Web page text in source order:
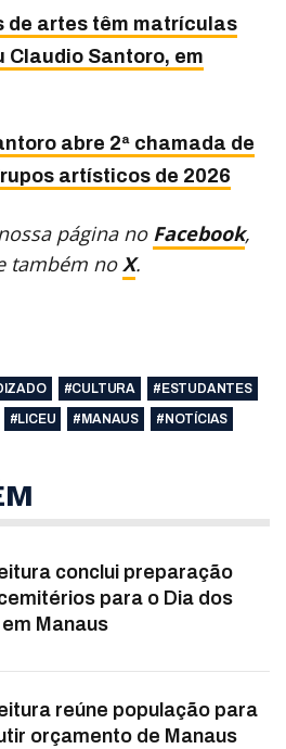
de artes têm matrículas
Claudio Santoro, em
abre 2ª chamada de
artísticos de 2026
página no Facebook,
também noX.
#CULTURA
#ESTUDANTES
#LICEU #MANAUS #NOTÍCIAS
conclui preparação
para o Dia dos
em Manaus
reúne população para
orçamento de Manaus